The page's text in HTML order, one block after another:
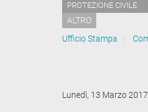
PROTEZIONE CIVILE
ALTRO
Ufficio Stampa
Lunedì, 13 Marzo